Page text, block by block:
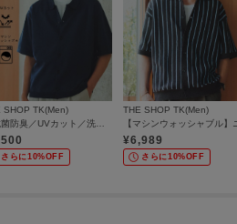
SHOP TK(Men)
さらに10%OFF
THE SHOP TK(Men)
¥6,989
さらに10%OFF